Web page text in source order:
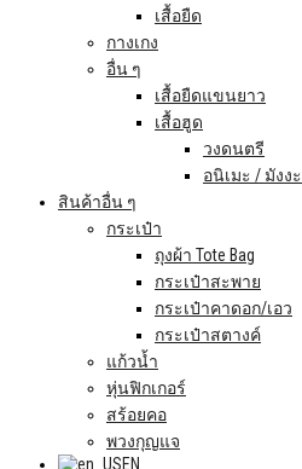
เสื้อยืด
กางเกง
อื่น ๆ
เสื้อยืดแขนยาว
เสื้อฮูด
วงดนตรี
อนิเมะ / มังงะ
สินค้าอื่น ๆ
กระเป๋า
ถุงผ้า Tote Bag
กระเป๋าสะพาย
กระเป๋าคาดอก/เอว
กระเป๋าสตางค์
แก้วน้ำ
หุ่นฟิกเกอร์
สร้อยคอ
พวงกุญแจ
EN